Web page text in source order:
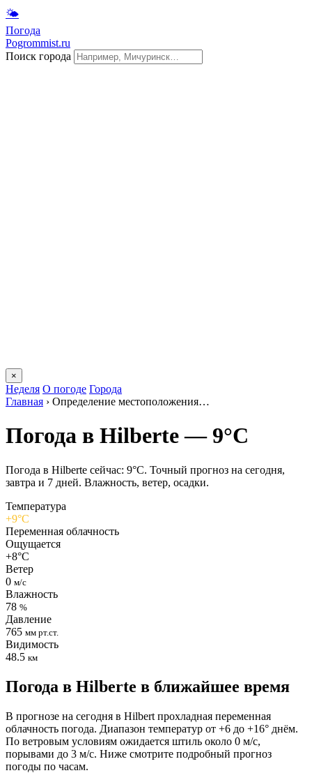
🌤
Погода
Pogrommist.ru
Поиск города
×
Неделя О погоде Города
Главная › Определение местоположения…
Погода в Hilbertе — 9°C
Погода в Hilbertе сейчас: 9°C. Точный прогноз на сегодня,
завтра и 7 дней. Влажность, ветер, осадки.
Температура
+9°C
Переменная облачность
Ощущается
+8°C
Ветер
0 м/с
Влажность
78 %
Давление
765 мм рт.ст.
Видимость
48.5 км
Погода в Hilbertе в ближайшее время
В прогнозе на сегодня в Hilbert прохладная переменная
облачность погода. Диапазон температур от +6 до +16° днём.
По ветровым условиям ожидается штиль около 0 м/с,
порывами до 3 м/с. Ниже смотрите подробный прогноз
погоды по часам.